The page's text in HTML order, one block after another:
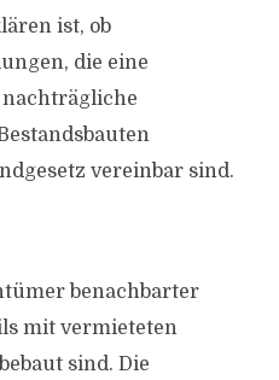
ist, ob
die eine
vereinbar sind.
benachbarter
mit vermieteten
sind. Die